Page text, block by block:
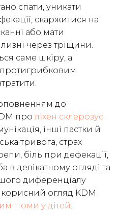
спати, уникати
скаржитися на
або мати
через тріщини.
саме шкіру, а
до
про ліхен склерозус
інші пастки й
тривога, страх
біль при дефекації,
в делікатному огляді та
диференціалу
корисний огляд KDM
у дітей.